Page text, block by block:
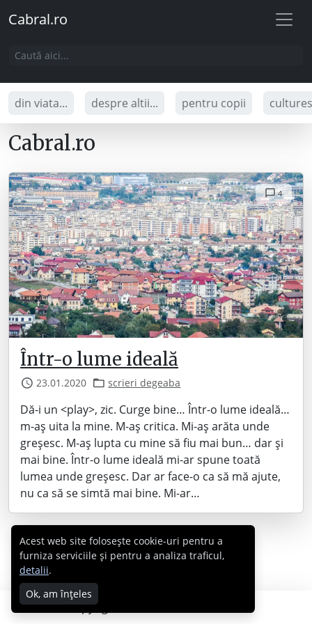
Cabral.ro
din viata... despre altii... pentru copii
Cabral.ro
4
Într-o lume ideală
23.01.2020 scrieri degeaba
Dă-i un <play>, zic. Curge bine… Într-o lume ideală…
m-aș uita la mine. M-aș critica. Mi-aș arăta unde
greșesc. M-aș lupta cu mine să fiu mai bun… dar și
mai bine. Într-o lume ideală mi-ar spune toată
lumea unde greșesc. Dar ar face-o ca să mă ajute,
nu ca să se simtă mai bine. Mi-ar…
Copyright © 2007 - 2026 Cabral.ro
Acest web site folosește cookie-uri pentru a
furniza serviciile și pentru a analiza traficul,
detalii.
Ok, am înțeles